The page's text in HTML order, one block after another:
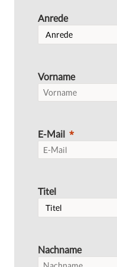
Anrede
Vorname
E-Mail
Titel
Nachname